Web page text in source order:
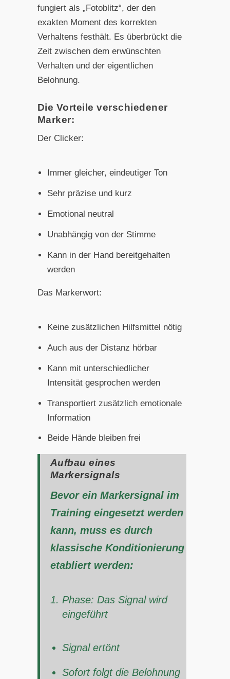
fungiert als „Fotoblitz“, der den
exakten Moment des korrekten
Verhaltens festhält. Es überbrückt die
Zeit zwischen dem erwünschten
Verhalten und der eigentlichen
Belohnung.
Die Vorteile verschiedener
Marker:
Der Clicker:
Immer gleicher, eindeutiger Ton
Sehr präzise und kurz
Emotional neutral
Unabhängig von der Stimme
Kann in der Hand bereitgehalten
werden
Das Markerwort:
Keine zusätzlichen Hilfsmittel nötig
Auch aus der Distanz hörbar
Kann mit unterschiedlicher
Intensität gesprochen werden
Transportiert zusätzlich emotionale
Information
Beide Hände bleiben frei
Aufbau eines
Markersignals
Bevor ein Markersignal im
Training eingesetzt werden
kann, muss es durch
klassische Konditionierung
etabliert werden:
Phase: Das Signal wird
eingeführt
Signal ertönt
Sofort folgt die Belohnung